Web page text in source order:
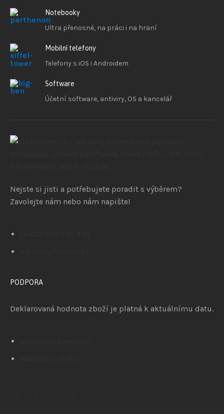
Notebooky
Ultra přenosné, na práci i na hraní
Mobilní telefony
Telefony s iOS i Androidem
Software
Účetní software, antiviry, OS a kancelář
Nejste si jisti a potřebujete poradit s výběrem?
Zavolejte nám nebo nám napište!
PODPORA
Deklarovaná hodnota zboží je platná k aktuálnímu datu.